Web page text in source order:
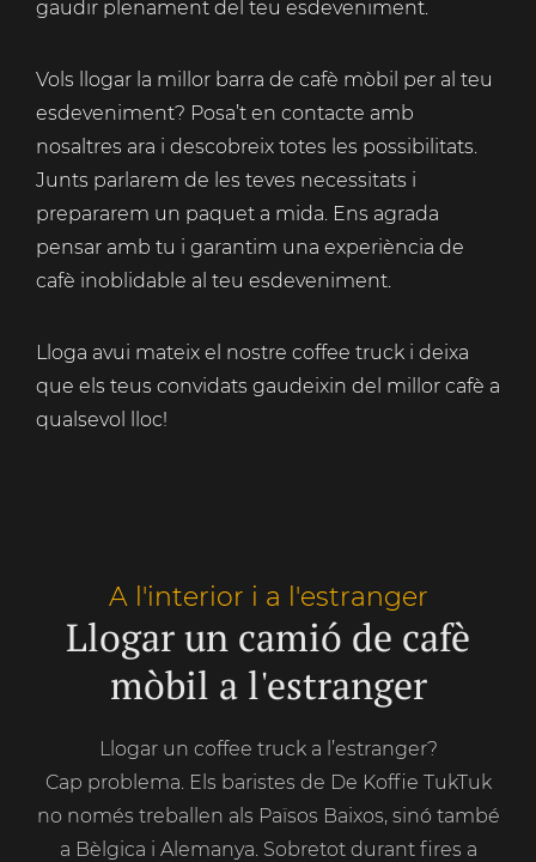
gaudir plenament del teu esdeveniment.
Vols llogar la millor barra de cafè mòbil per al teu
esdeveniment? Posa’t en contacte amb
nosaltres ara i descobreix totes les possibilitats.
Junts parlarem de les teves necessitats i
prepararem un paquet a mida. Ens agrada
pensar amb tu i garantim una experiència de
cafè inoblidable al teu esdeveniment.
Lloga avui mateix el nostre coffee truck i deixa
que els teus convidats gaudeixin del millor cafè a
qualsevol lloc!
A l'interior i a l'estranger
Llogar un camió de cafè
mòbil a l'estranger
Llogar un coffee truck a l’estranger?
Cap problema. Els baristes de De Koffie TukTuk
no només treballen als Països Baixos, sinó també
a Bèlgica i Alemanya. Sobretot durant fires a